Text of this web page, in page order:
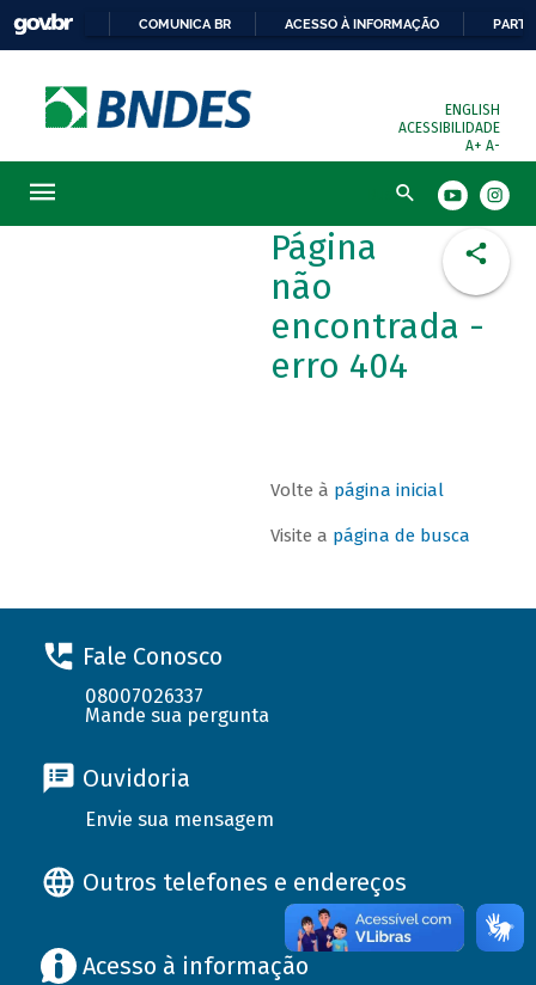
COMUNICA BR ACESSO À INFORMAÇÃO
ENGLISH
ACESSIBILIDADE
A+ A-
Busca
Página
não
encontrada -
erro 404
Volte à página inicial
Visite a página de busca
Fale Conosco
08007026337
Mande sua pergunta
Ouvidoria
Envie sua mensagem
Outros telefones e endereços
Acesso à informação